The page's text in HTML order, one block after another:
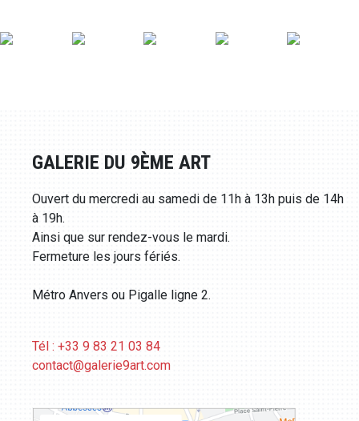
GALERIE DU 9ÈME ART
Ouvert du mercredi au samedi de 11h à 13h puis de 14h
à 19h.
Ainsi que sur rendez-vous le mardi.
Fermeture les jours fériés.
Métro Anvers ou Pigalle ligne 2.
Tél : +33 9 83 21 03 84
contact@galerie9art.com